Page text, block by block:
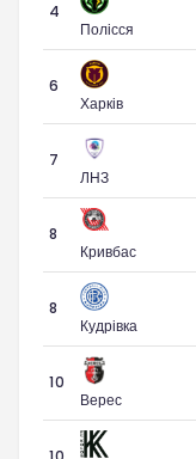
4
Полісся
6
Харків
7
ЛНЗ
8
Кривбас
8
Кудрівка
10
Верес